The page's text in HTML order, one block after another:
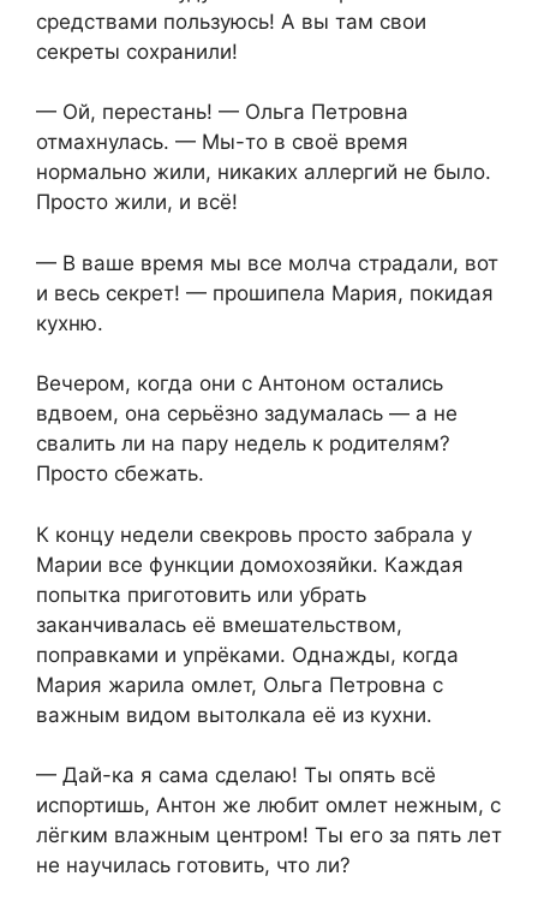
средствами пользуюсь! А вы там свои
секреты сохранили!
— Ой, перестань! — Ольга Петровна
отмахнулась. — Мы-то в своё время
нормально жили, никаких аллергий не было.
Просто жили, и всё!
— В ваше время мы все молча страдали, вот
и весь секрет! — прошипела Мария, покидая
кухню.
Вечером, когда они с Антоном остались
вдвоем, она серьёзно задумалась — а не
свалить ли на пару недель к родителям?
Просто сбежать.
К концу недели свекровь просто забрала у
Марии все функции домохозяйки. Каждая
попытка приготовить или убрать
заканчивалась её вмешательством,
поправками и упрёками. Однажды, когда
Мария жарила омлет, Ольга Петровна с
важным видом вытолкала её из кухни.
— Дай-ка я сама сделаю! Ты опять всё
испортишь, Антон же любит омлет нежным, с
лёгким влажным центром! Ты его за пять лет
не научилась готовить, что ли?